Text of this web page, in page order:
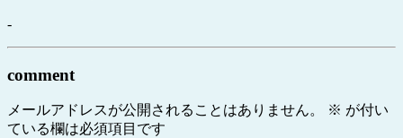
-
comment
メールアドレスが公開されることはありません。 ※ が付い
ている欄は必須項目です